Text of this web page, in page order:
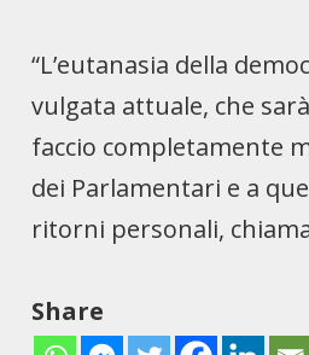
“L’eutanasia della
vulgata attuale, che
faccio completamente
dei Parlamentari e a
ritorni personali,
Share